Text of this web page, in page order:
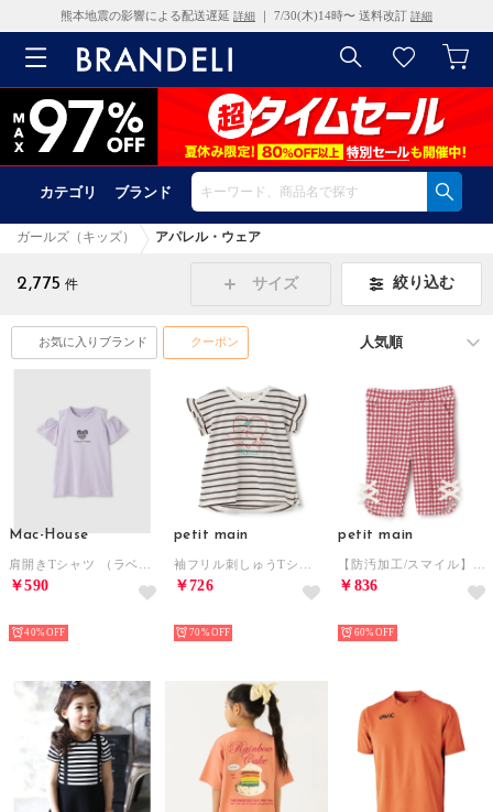
熊本地震の影響による配送遅延 詳細 ｜ 7/30(木)14時〜 送料改訂 詳細
カテゴリ ブランド
ガールズ（キッズ） アパレル・ウェア
2,775 件 サイズ 絞り込む
お気に入りブランド クーポン
Mac-House
￥590
40%
petit main
￥726
70%
petit main
￥836
60%